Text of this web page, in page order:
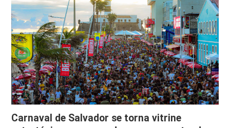
Carnaval de Salvador se torna vitrine